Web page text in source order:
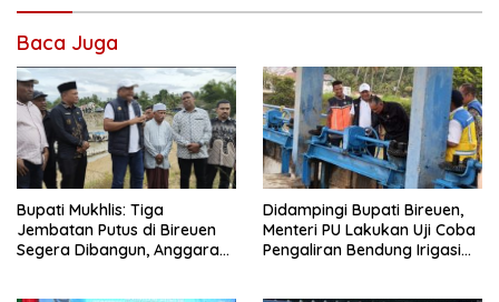
Baca Juga
Bupati Mukhlis: Tiga
Jembatan Putus di Bireuen
Segera Dibangun, Anggaran
Didampingi Bupati Bireuen,
Menteri PU Lakukan Uji Coba
Pengaliran Bendung Irigasi